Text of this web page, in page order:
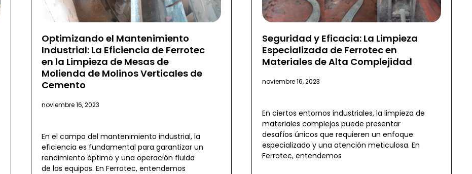
Optimizando el Mantenimiento
Industrial: La Eficiencia de Ferrotec
en la Limpieza de Mesas de
Molienda de Molinos Verticales de
Cemento
noviembre 16, 2023
En el campo del mantenimiento industrial, la
eficiencia es fundamental para garantizar un
rendimiento óptimo y una operación fluida
de los equipos. En Ferrotec, entendemos
Seguridad y Eficacia: La Limpieza
Especializada de Ferrotec en
Materiales de Alta Complejidad
noviembre 16, 2023
En ciertos entornos industriales, la limpieza de
materiales complejos puede presentar
desafíos únicos que requieren un enfoque
especializado y una atención meticulosa. En
Ferrotec, entendemos